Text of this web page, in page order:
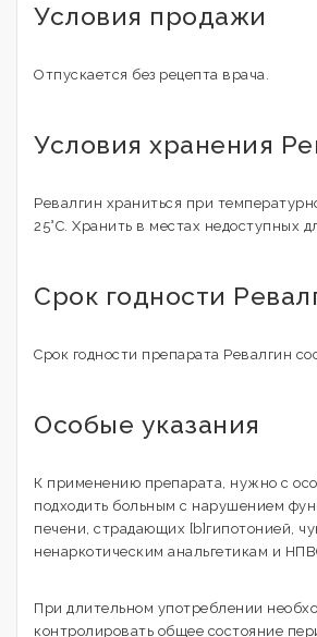
Условия продажи
Отпускается без рецепта врача.
Условия хранения
Ревалгин храниться при
25°С. Хранить в местах недоступных
Срок годности
Срок годности препарата Ревалгин
Особые указания
К применению препарата, нужно с
подходить больным с нарушением
печени, страдающих [b]гипотонией,
ненаркотическим анальгетикам и
При длительном употреблении
контролировать общее состояние